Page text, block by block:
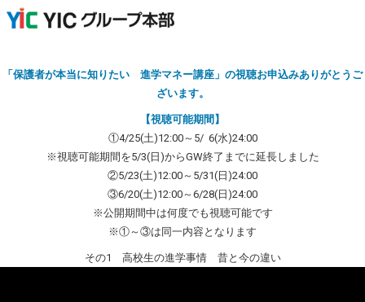
「保護者が本当に知りたい 進学マネー講座」の視聴お申込みありがとうご
ざいます。
【視聴可能期間】
①4/25(土)12:00～5/ 6(水)24:00
※視聴可能期間を5/3(日)からGW終了までに延長しました
②5/23(土)12:00～5/31(日)24:00
③6/20(土)12:00～6/28(日)24:00
※公開期間中は何度でも視聴可能です
※①～③は同一内容となります
その1 高校生の進学事情 昔と今の違い